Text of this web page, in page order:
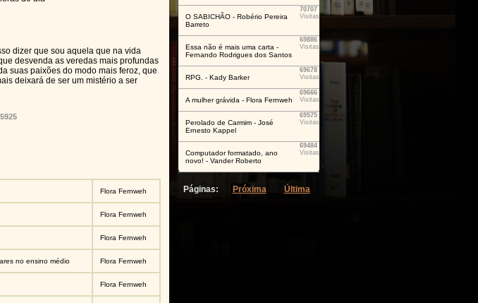
dizer que sou aquela que na vida
desvenda as veredas mais profundas
suas paixões do modo mais feroz, que
deixará de ser um mistério a ser
Flora Fernweh
Flora Fernweh
Flora Fernweh
no ensino médio Flora Fernweh
Flora Fernweh
O SABICHÃO - Robério Pereira
Barreto
70707
Visitas
Essa não é mais uma carta -
Fernando Rodrigues dos Santos
69886
Visitas
RPG. - Kady Barker
69678
Visitas
A mulher grávida - Flora Fernweh
69666
Visitas
Perolado de Carmim - José
Ernesto Kappel
69575
Visitas
Computador formatado, ano
novo! - Vander Roberto
69484
Visitas
Páginas: Próxima Última